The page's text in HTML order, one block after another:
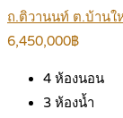
ถ.ติวานนท์ ต.บ้านใ
6,450,000฿
4 ห้องนอน
3 ห้องน้ำ